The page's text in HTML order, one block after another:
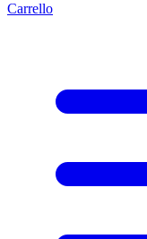
Carrello